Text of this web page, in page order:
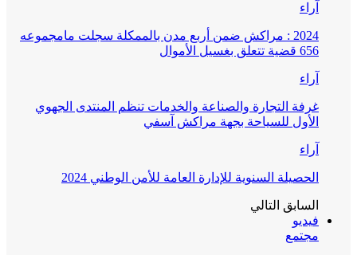
آراء
2024 : مراكش ضمن أربع مدن بالممكلة سجلت مامجموعه
656 قضية تتعلق بغسيل الأموال
آراء
غرفة التجارة والصناعة والخدمات تنظم المنتدى الجهوي
الأول للسياحة بجهة مراكش آسفي
آراء
الحصيلة السنوية للإدارة العامة للأمن الوطني 2024
السابق التالي
فيديو
مجتمع